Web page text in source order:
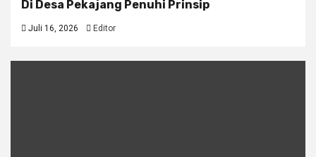
Di Desa Pekajang Penuhi Prinsip
Juli 16, 2026 Editor